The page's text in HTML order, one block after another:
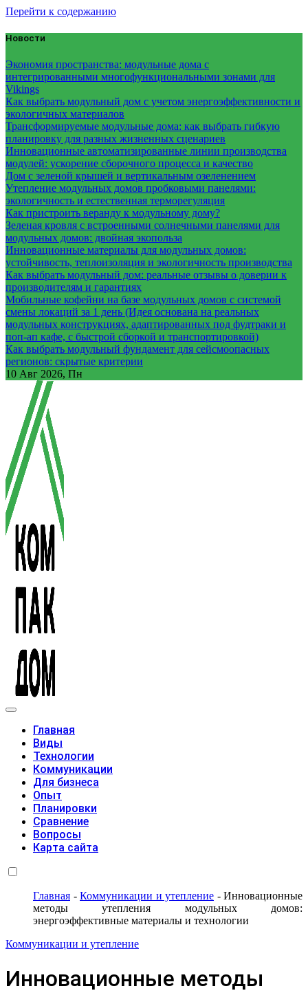
Перейти к содержанию
Новости
Экономия пространства: модульные дома с
интегрированными многофункциональными зонами для
Vikings
Как выбрать модульный дом с учетом энергоэффективности и
экологичных материалов
Трансформируемые модульные дома: как выбрать гибкую
планировку для разных жизненных сценариев
Инновационные автоматизированные линии производства
модулей: ускорение сборочного процесса и качество
Дом с зеленой крышей и вертикальным озеленением
Утепление модульных домов пробковыми панелями:
экологичность и естественная терморегуляция
Как пристроить веранду к модульному дому?
Зеленая кровля с встроенными солнечными панелями для
модульных домов: двойная экопольза
Инновационные материалы для модульных домов:
устойчивость, теплоизоляция и экологичность производства
Как выбрать модульный дом: реальные отзывы о доверии к
производителям и гарантиях
Мобильные кофейни на базе модульных домов с системой
смены локаций за 1 день (Идея основана на реальных
модульных конструкциях, адаптированных под фудтраки и
поп-ап кафе, с быстрой сборкой и транспортировкой)
Как выбрать модульный фундамент для сейсмоопасных
регионов: скрытые критерии
10 Авг 2026, Пн
Главная
Виды
Технологии
Коммуникации
Для бизнеса
Опыт
Планировки
Сравнение
Вопросы
Карта сайта
Главная - Коммуникации и утепление - Инновационные
методы утепления модульных домов:
энергоэффективные материалы и технологии
Коммуникации и утепление
Инновационные методы